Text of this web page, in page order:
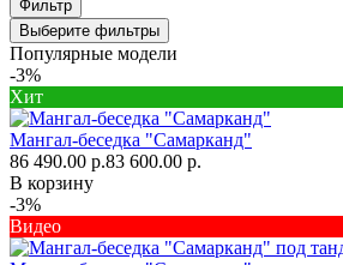
Фильтр
Выберите фильтры
Популярные модели
-3%
Хит
Мангал-беседка "Самарканд"
86 490.00 р.83 600.00 р.
В корзину
-3%
Видео